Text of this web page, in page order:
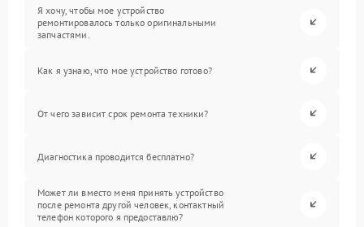
Я хочу, чтобы мое устройство
ремонтировалось только оригинальными
запчастями.
Как я узнаю, что мое устройство готово?
От чего зависит срок ремонта техники?
Диагностика проводится бесплатно?
Может ли вместо меня принять устройство
после ремонта другой человек, контактный
телефон которого я предоставлю?